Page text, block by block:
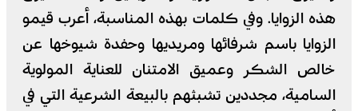
هذه الزوايا. وفي كلمات بهذه المناسبة، أعرب قيمو
الزوايا باسم شرفائها ومريديها وحفدة شيوخها عن
خالص الشكر وعميق الامتنان للعناية المولوية
السامية، مجددين تشبثهم بالبيعة الشرعية التي في